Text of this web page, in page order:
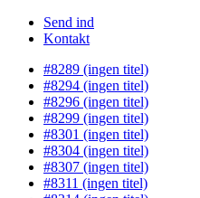
Send ind
Kontakt
#8289 (ingen titel)
#8294 (ingen titel)
#8296 (ingen titel)
#8299 (ingen titel)
#8301 (ingen titel)
#8304 (ingen titel)
#8307 (ingen titel)
#8311 (ingen titel)